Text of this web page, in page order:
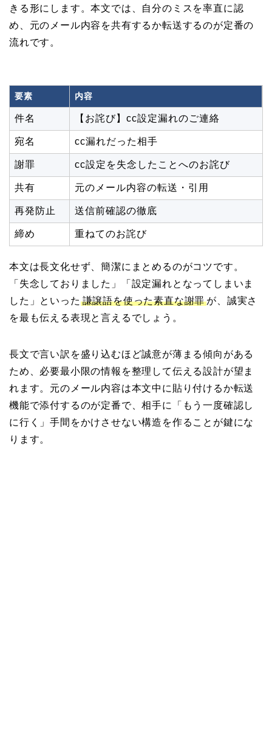
きる形にします。本文では、自分のミスを率直に認
め、元のメール内容を共有するか転送するのが定番の
流れです。
要素 内容
件名 【お詫び】cc設定漏れのご連絡
宛名 cc漏れだった相手
謝罪 cc設定を失念したことへのお詫び
共有 元のメール内容の転送・引用
再発防止 送信前確認の徹底
締め 重ねてのお詫び
本文は長文化せず、簡潔にまとめるのがコツです。
「失念しておりました」「設定漏れとなってしまいま
した」といった 謙譲語を使った素直な謝罪 が、誠実さ
を最も伝える表現と言えるでしょう。
長文で言い訳を盛り込むほど誠意が薄まる傾向がある
ため、必要最小限の情報を整理して伝える設計が望ま
れます。元のメール内容は本文中に貼り付けるか転送
機能で添付するのが定番で、相手に「もう一度確認し
に行く」手間をかけさせない構造を作ることが鍵にな
ります。